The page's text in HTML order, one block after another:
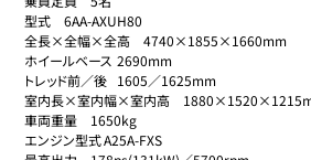
型式	6AA-AXUH80
全長×全幅×全高	4740×1855×1660mm
ホイールベース	2690mm
トレッド前／後	1605／1625mm
室内長×室内幅×室内高	1880×1520×1215mm
車両重量	1650kg
エンジン型式	A25A-FXS